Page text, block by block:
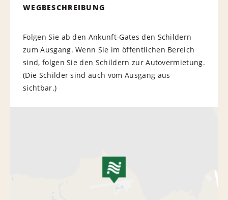
WEGBESCHREIBUNG
Folgen Sie ab den Ankunft-Gates den Schildern
zum Ausgang. Wenn Sie im öffentlichen Bereich
sind, folgen Sie den Schildern zur Autovermietung.
(Die Schilder sind auch vom Ausgang aus
sichtbar.)